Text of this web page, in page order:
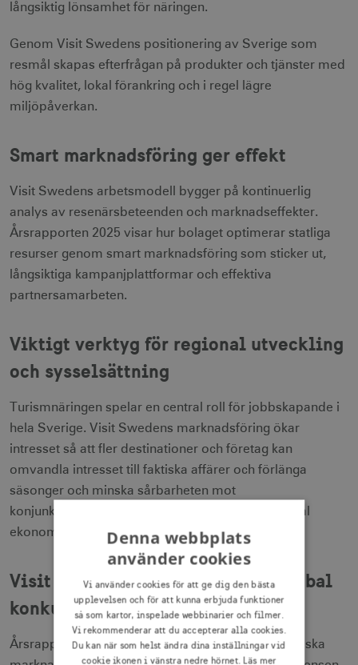
långsiktig lönsamhet för näringen.
Genom Visit Swedens positionering av Sverige som
resmål skapas efterfrågan på produkter och tjänster med
hög kvalitet, lokal förankring och i regel lägre
miljöpåverkan.
Smart marknadsföring ger effekt
Visit Swedens arbetsmodell bygger på kontinuerlig
analys av resenärsbeteenden och marknadseffekter.
Årsrapporten 2025 visar hur bolaget optimerar statliga
resurser genom smart marknadsföring som sticker ut,
långsiktiga kampanjplattformar och effektiva
partnersamarbeten.
Viktigt verktyg för regional utveckling
och sysselsättning
Turismnäringen spelar en central roll för jobbskapande i
hela Sverige. Visit Swedens marknadsföring ökar
intresset så att fler destinationer och företag kan
omvandla intresset till faktiska affärer och förlänga
säsonger och minska sårbarheten mot
konjunktursvängningar. Detta stärker både regional
ekonomi och Sveriges samlade tillväxtkraft.
Visit Sweden rustat för fortsatt global
konkurrens
Årsrapporten 2025 visar att Visit Swedens strategiska
Denna webbplats
använder cookies
Vi använder cookies för att ge dig den bästa
upplevelsen och för att kunna erbjuda funktioner
så som kartor, inspelade webbinarier och filmer.
Vi rekommenderar att du accepterar alla cookies.
Du kan när som helst ändra dina inställningar vid
cookie ikonen i vänstra nedre hörnet. Läs mer